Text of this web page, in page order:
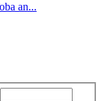
an...